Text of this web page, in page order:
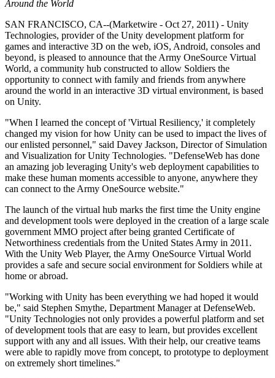
LiveOps
Анализ после запуска и операции с живыми играми
Развивайте
Привлечение пользователей
Будьте замечены и привлекайте мобильных пользователей
Встроенные покупки
Управляйте IAP в магазинах и D2C
Монетизация
Соединяйте игроков с подходящими играми
Рекламируйте с помощью Unity
Монетизируйте с помощью
Unity
Мобильные игры
Создавайте и развивайте мобильные хиты с Unity
Инди-игры
Выпускайте большие игры с небольшими командами
XR-игры
Запускайте XR-игры на разных платформах
Многопользовательские игры
Упрощенное создание многопользовательских игр
Торговля
Преобразовать опыт в магазине в онлайн-опыт
Автомобильная отрасль
Увеличьте инновации и впечатления в автомобиле
Посмотреть все отрасли
Дополнительная информация
Истории успеха
Истории успеха из реальной жизни
Руководства по лучшим практикам
Советы и хитрости от экспертов
Демонстрационные проекты
Демо-версии, образцы и строительные блоки
Все ресурсы
Что нового
Блог
Обновления, информация и технические советы
Новости
Новости, истории и пресс-центр
Присоединяйтесь к разработчикам, креаторам и инсайдерам
Награды Unity
Празднование Unity-креаторов по всему миру
Практические руководства
Практические советы и лучшие практики
Образование
Для студентов
Запустите свою карьеру
Улучшите свое преподавание
Лицензия Education Grant
Принесите мощь Unity в ваше учебное заведение
Программы сертификации
Докажите свое мастерство в Unity
Around the World
SAN FRANCISCO, CA--(Marketwire - Oct 27, 2011) - Unity
Technologies, provider of the Unity development platform for
games and interactive 3D on the web, iOS, Android, consoles and
beyond, is pleased to announce that the Army OneSource Virtual
World, a community hub constructed to allow Soldiers the
opportunity to connect with family and friends from anywhere
around the world in an interactive 3D virtual environment, is based
on Unity.
"When I learned the concept of 'Virtual Resiliency,' it completely
changed my vision for how Unity can be used to impact the lives of
our enlisted personnel," said Davey Jackson, Director of Simulation
and Visualization for Unity Technologies. "DefenseWeb has done
an amazing job leveraging Unity's web deployment capabilities to
make these human moments accessible to anyone, anywhere they
can connect to the Army OneSource website."
The launch of the virtual hub marks the first time the Unity engine
and development tools were deployed in the creation of a large scale
government MMO project after being granted Certificate of
Networthiness credentials from the United States Army in 2011.
With the Unity Web Player, the Army OneSource Virtual World
provides a safe and secure social environment for Soldiers while at
home or abroad.
"Working with Unity has been everything we had hoped it would
be," said Stephen Smythe, Department Manager at DefenseWeb.
"Unity Technologies not only provides a powerful platform and set
of development tools that are easy to learn, but provides excellent
support with any and all issues. With their help, our creative teams
were able to rapidly move from concept, to prototype to deployment
on extremely short timelines."